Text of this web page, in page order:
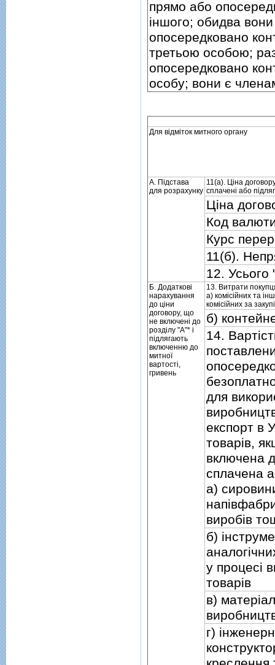
прямо або
iншого; обидва
опосередковано
третьою особою;
опосередковано
особу; вони є
Для вiдмiток митного органу
А. Пiдстава
для розрахунку
11(а). Цiна
сплаченi або
Цiна
Код
Курс
11(б).
12. Усього
Б. Додатковi
нарахування
до цiни
договору, що
не включенi до
роздiлу "А"* i
пiдлягають
включенню до
митної
вартостi,
гривень
13. Витрати
а) комiсiйних та
комiсiйних за
б)
14.
для
експорт в
товарiв,
включена
сплачена
а)
виробiв
б)
у процесi
товарiв
в)
г)